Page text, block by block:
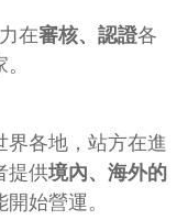
在審核、認證各
各地，站方在進
提供境內、海外的
始營運。